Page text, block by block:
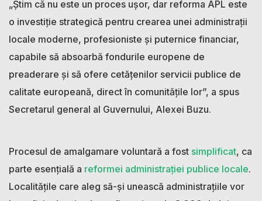
„Știm că nu este un proces ușor, dar reforma APL este
o investiție strategică pentru crearea unei administrații
locale moderne, profesioniste și puternice financiar,
capabile să absoarbă fondurile europene de
preaderare și să ofere cetățenilor servicii publice de
calitate europeană, direct în comunitățile lor”, a spus
Secretarul general al Guvernului, Alexei Buzu.
Procesul de amalgamare voluntară a fost simplificat, ca
parte esențială a reformei administrației publice locale.
Localitățile care aleg să-și unească administrațiile vor